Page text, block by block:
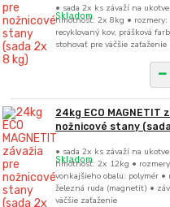
• sada 2x ks závaží na
hmotnosť: 2x 8kg • rozmery:
recyklovaný kov, prášková
stohovať pre väčšie zaťaženie
Skladom
24kg ECO MAGNETIT
nožnicové stany
• sada 2x ks závaží na
hmotnosť: 2x 12kg •
vonkajšieho obalu: polymér
železná ruda (magnetit) •
väčšie zaťaženie
Skladom